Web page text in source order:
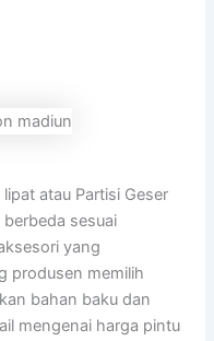
atau Partisi Geser
sesuai
yang
produsen memilih
bahan baku dan
mengenai harga pintu